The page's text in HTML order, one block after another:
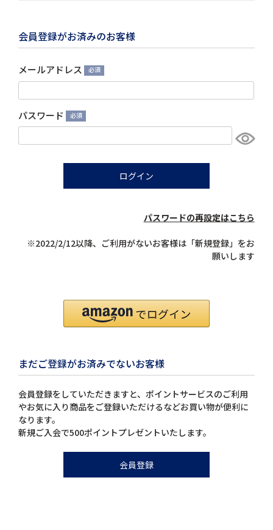
会員登録がお済みのお客様
メールアドレス
(必
須)
パスワード
(必
須)
ログイン
パスワードの再設定はこちら
※2022/2/12以降、ご利用がないお客様は「新規登録」をお
願いします
まだご登録がお済みでないお客様
会員登録をしていただきますと、ポイントサービスのご利用
やお気に入り商品をご登録いただけるなどお買い物が便利に
なります。
新規ご入会で500ポイントプレゼントいたします。
会員登録